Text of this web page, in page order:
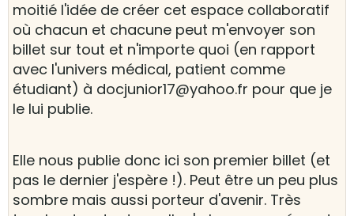
moitié l'idée de créer cet espace collaboratif
où chacun et chacune peut m'envoyer son
billet sur tout et n'importe quoi (en rapport
avec l'univers médical, patient comme
étudiant) à docjunior17@yahoo.fr pour que je
le lui publie.
Elle nous publie donc ici son premier billet (et
pas le dernier j'espère !). Peut être un peu plus
sombre mais aussi porteur d'avenir. Très